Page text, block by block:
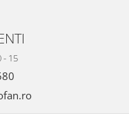
- 15